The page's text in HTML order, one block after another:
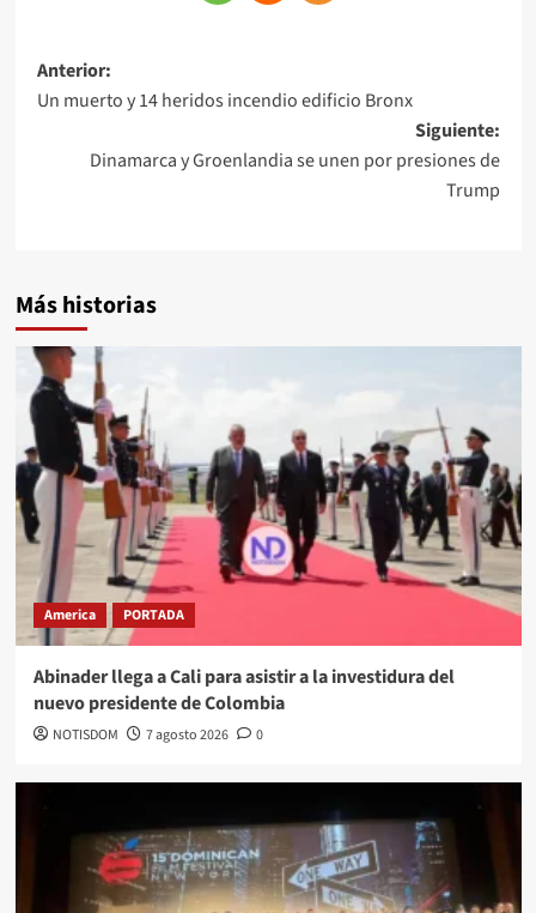
Anterior:
Un muerto y 14 heridos incendio edificio Bronx
Siguiente:
Dinamarca y Groenlandia se unen por presiones de
Trump
Más historias
America PORTADA
Abinader llega a Cali para asistir a la investidura del
nuevo presidente de Colombia
NOTISDOM 7 agosto 2026 0